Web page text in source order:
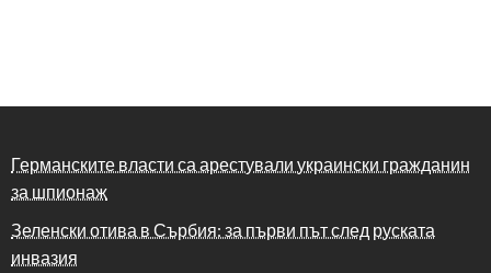
Германските власти са арестували украински гражданин
за шпионаж
Зеленски отива в Сърбия: за първи път след руската
инвазия